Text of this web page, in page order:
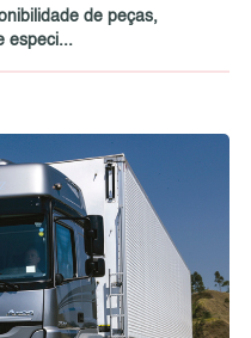
de peças,
especi...